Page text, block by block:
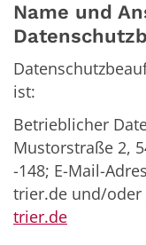
Name und
ist:
Betrieblicher
Mustorstraße 2,
-148; E-Mail-
trier.de und/oder
trier.de